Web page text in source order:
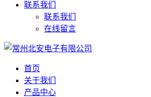
联系我们
联系我们
在线留言
首页
关于我们
产品中心